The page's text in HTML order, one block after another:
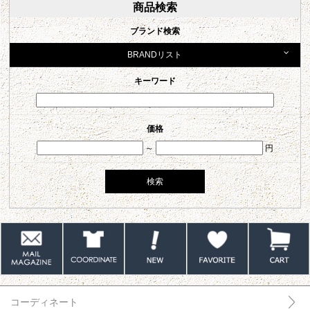
商品検索
ブランド検索
BRANDリスト
キーワード
価格
～
円
コーディネート